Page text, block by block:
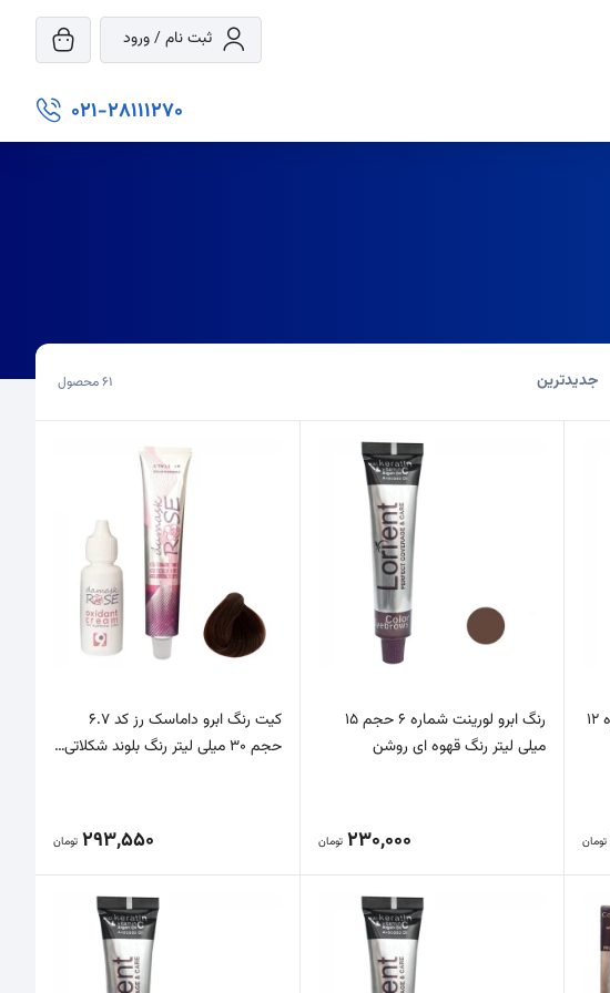
ثبت نام / ورود
021-28111270
جدیدترین 61محصول
رنگ ابرو آلبورا مدل Carasa شماره 12
تومان
رنگ ابرو لورینت شماره 6 حجم 15
میلی لیتر رنگ قهوه ای روشن
230,000 تومان
کیت رنگ ابرو داماسک رز کد 6.7
حجم 30 میلی لیتر رنگ بلوند شکلاتی…
293,550 تومان